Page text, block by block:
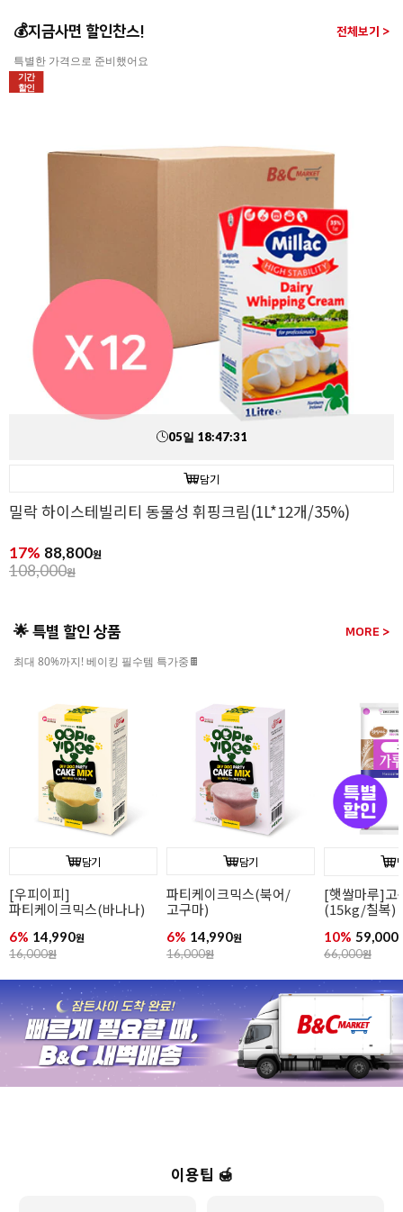
💰지금사면 할인찬스! 전체보기 >
특별한 가격으로 준비했어요
기간
할인
05일 18:47:30
담기
밀락 하이스테빌리티 동물성 휘핑크림(1L*12개/35%)
17% 88,800원
108,000원
🌟 특별 할인 상품 MORE >
최대 80%까지! 베이킹 필수템 특가중🍫
담기
[우피이피]
파티케이크믹스(바나나)
6% 14,990원
16,000원
담기
파티케이크믹스(북어/
고구마)
6% 14,990원
16,000원
[햇쌀마루]고
(15kg/칠복)
10% 59,000
66,000원
이용팁 🍯